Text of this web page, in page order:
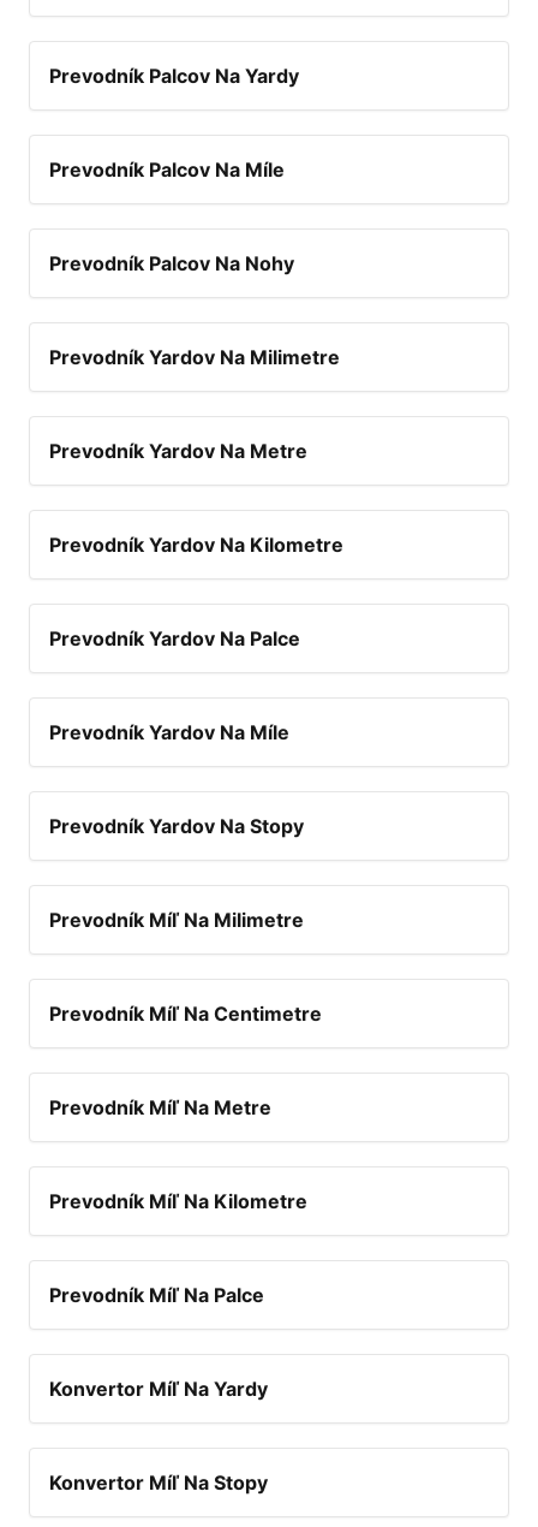
Prevodník Palcov Na Yardy
Prevodník Palcov Na Míle
Prevodník Palcov Na Nohy
Prevodník Yardov Na Milimetre
Prevodník Yardov Na Metre
Prevodník Yardov Na Kilometre
Prevodník Yardov Na Palce
Prevodník Yardov Na Míle
Prevodník Yardov Na Stopy
Prevodník Míľ Na Milimetre
Prevodník Míľ Na Centimetre
Prevodník Míľ Na Metre
Prevodník Míľ Na Kilometre
Prevodník Míľ Na Palce
Konvertor Míľ Na Yardy
Konvertor Míľ Na Stopy